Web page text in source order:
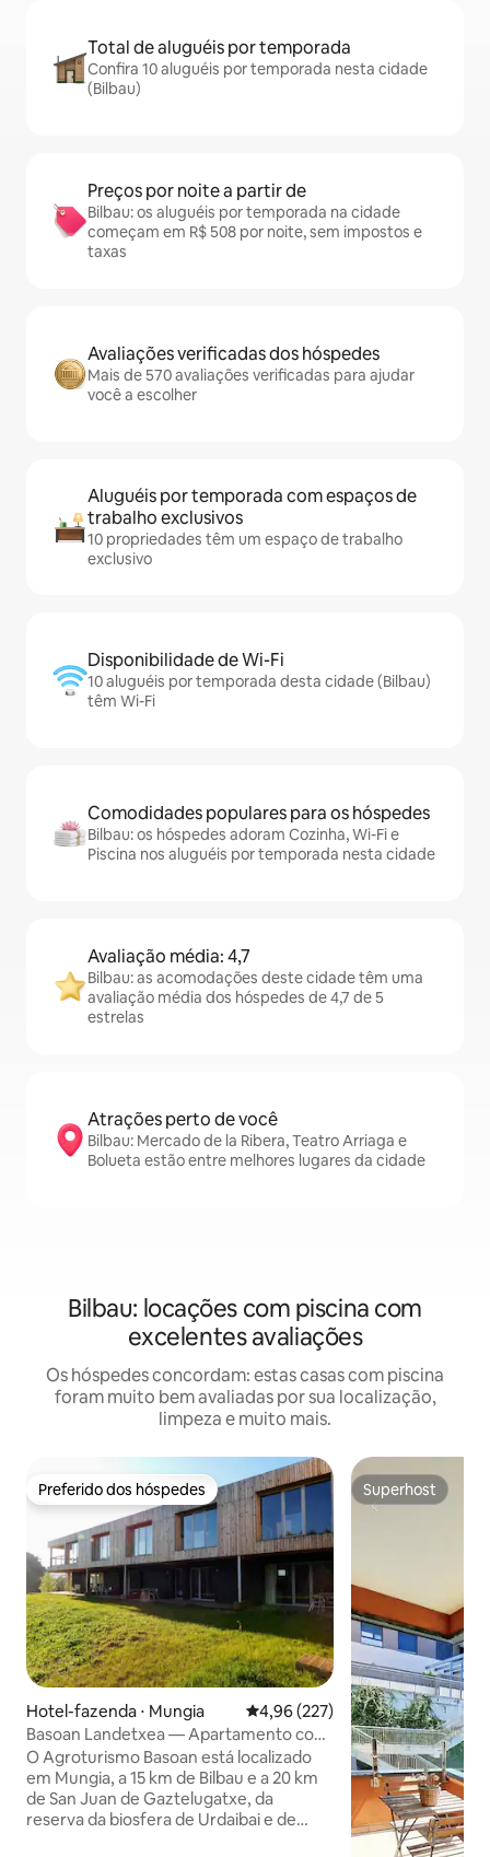
Total de aluguéis por temporada
Confira 10 aluguéis por temporada nesta cidade
(Bilbau)
Preços por noite a partir de
Bilbau: os aluguéis por temporada na cidade
começam em R$ 508 por noite, sem impostos e
taxas
Avaliações verificadas dos hóspedes
Mais de 570 avaliações verificadas para ajudar
você a escolher
Aluguéis por temporada com espaços de
trabalho exclusivos
10 propriedades têm um espaço de trabalho
exclusivo
Disponibilidade de Wi-Fi
10 aluguéis por temporada desta cidade (Bilbau)
têm Wi-Fi
Comodidades populares para os hóspedes
Bilbau: os hóspedes adoram Cozinha, Wi-Fi e
Piscina nos aluguéis por temporada nesta cidade
Avaliação média: 4,7
Bilbau: as acomodações deste cidade têm uma
avaliação média dos hóspedes de 4,7 de 5
estrelas
Atrações perto de você
Bilbau: Mercado de la Ribera, Teatro Arriaga e
Bolueta estão entre melhores lugares da cidade
Bilbau: locações com piscina com
excelentes avaliações
Os hóspedes concordam: estas casas com piscina
foram muito bem avaliadas por sua localização,
limpeza e muito mais.
Preferido dos hóspedes
Preferido dos hóspedes
Hotel-fazenda ⋅ Mungia 4,96 de uma avaliação média de
4,96 (227)
Basoan Landetxea — Apartamento com
vista para a montanha
O Agroturismo Basoan está localizado
em Mungia, a 15 km de Bilbau e a 20 km
de San Juan de Gaztelugatxe, da
reserva da biosfera de Urdaibai e de
Superhost
Superhost